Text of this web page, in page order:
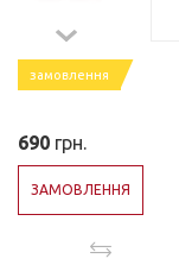
замовлення
690 грн.
ЗАМОВЛЕННЯ